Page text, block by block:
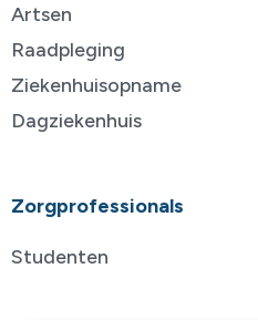
Artsen
Raadpleging
Ziekenhuisopname
Dagziekenhuis
Zorgprofessionals
Studenten